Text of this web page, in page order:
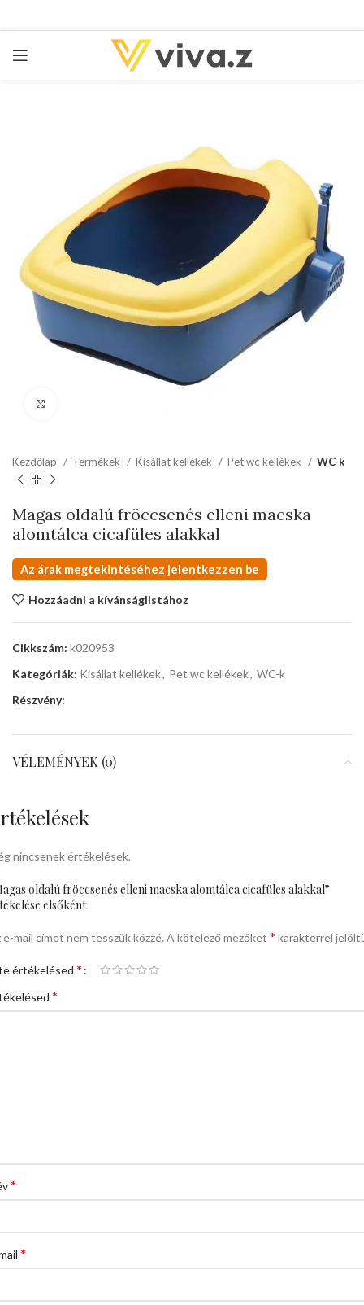
Kezdőlap Termékek Kisállat kellékek Pet wc kellékek WC-k
Magas oldalú fröccsenés elleni macska
alomtálca cicafüles alakkal
Az árak megtekintéséhez jelentkezzen be
Hozzáadni a kívánságlistához
Cikkszám: k020953
Kategóriák: Kisállat kellékek, Pet wc kellékek, WC-k
Részvény:
VÉLEMÉNYEK (0)
nincsenek értékelések.
oldalú fröccsenés elleni macska alomtálca cicafüles alakkal”
elsőként
e-mail címet nem tesszük közzé. A kötelező mezőket * karakterrel
értékelésed *
*
*
*